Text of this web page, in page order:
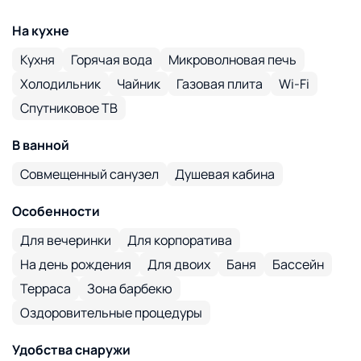
На кухне
Кухня
Горячая вода
Микроволновая печь
Холодильник
Чайник Газовая плита
Wi-Fi
Спутниковое ТВ
В ванной
Совмещенный санузел
Душевая кабина
Особенности
Для вечеринки
Для корпоратива
На день рождения
Для двоих Баня
Бассейн
Терраса
Зона барбекю
Оздоровительные процедуры
Удобства снаружи